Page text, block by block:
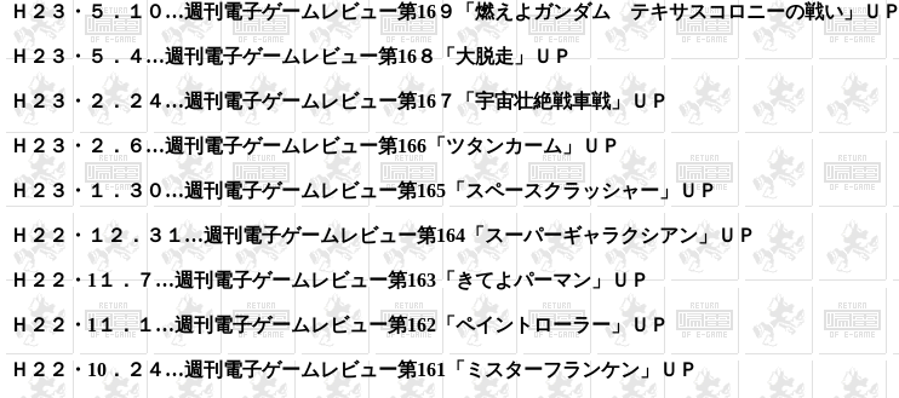
Ｈ２３・５．１０…週刊電子ゲームレビュー第16９「燃えよガンダム テキサスコロニーの戦い」ＵＰ
Ｈ２３・５．４…週刊電子ゲームレビュー第16８「大脱走」ＵＰ
Ｈ２３・２．２４…週刊電子ゲームレビュー第16７「宇宙壮絶戦車戦」ＵＰ
Ｈ２３・２．６…週刊電子ゲームレビュー第166「ツタンカーム」ＵＰ
Ｈ２３・１．３０…週刊電子ゲームレビュー第165「スペースクラッシャー」ＵＰ
Ｈ２２・１２．３１…週刊電子ゲームレビュー第164「スーパーギャラクシアン」ＵＰ
Ｈ２２・1１．７…週刊電子ゲームレビュー第163「きてよパーマン」ＵＰ
Ｈ２２・1１．１…週刊電子ゲームレビュー第162「ペイントローラー」ＵＰ
Ｈ２２・10．２４…週刊電子ゲームレビュー第161「ミスターフランケン」ＵＰ